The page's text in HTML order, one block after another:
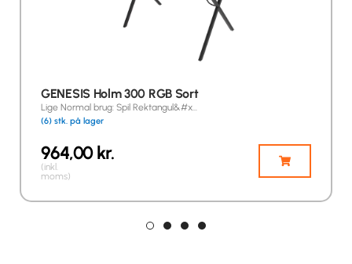
GENESIS Holm 300 RGB Sort
Lige Normal brug: Spil Rektangul&#x…
(6) stk. på lager
964,00kr.
(inkl.
moms)